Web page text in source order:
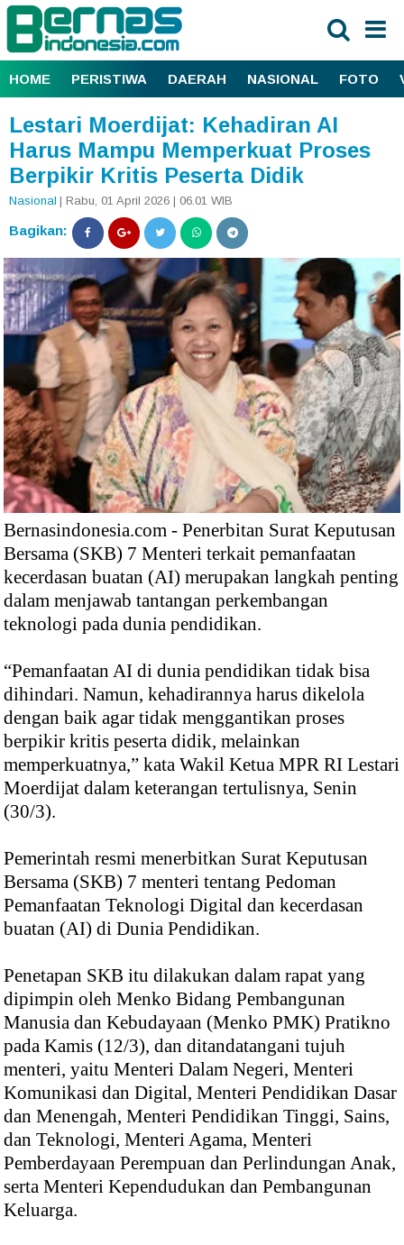
HOME PERISTIWA DAERAH NASIONAL FOTO
Lestari Moerdijat: Kehadiran AI
Harus Mampu Memperkuat Proses
Berpikir Kritis Peserta Didik
Nasional | Rabu, 01 April 2026 | 06.01 WIB
Bagikan:
Bernasindonesia.com - Penerbitan Surat Keputusan
Bersama (SKB) 7 Menteri terkait pemanfaatan
kecerdasan buatan (AI) merupakan langkah penting
dalam menjawab tantangan perkembangan
teknologi pada dunia pendidikan.
“Pemanfaatan AI di dunia pendidikan tidak bisa
dihindari. Namun, kehadirannya harus dikelola
dengan baik agar tidak menggantikan proses
berpikir kritis peserta didik, melainkan
memperkuatnya,” kata Wakil Ketua MPR RI Lestari
Moerdijat dalam keterangan tertulisnya, Senin
(30/3).
Pemerintah resmi menerbitkan Surat Keputusan
Bersama (SKB) 7 menteri tentang Pedoman
Pemanfaatan Teknologi Digital dan kecerdasan
buatan (AI) di Dunia Pendidikan.
Penetapan SKB itu dilakukan dalam rapat yang
dipimpin oleh Menko Bidang Pembangunan
Manusia dan Kebudayaan (Menko PMK) Pratikno
pada Kamis (12/3), dan ditandatangani tujuh
menteri, yaitu Menteri Dalam Negeri, Menteri
Komunikasi dan Digital, Menteri Pendidikan Dasar
dan Menengah, Menteri Pendidikan Tinggi, Sains,
dan Teknologi, Menteri Agama, Menteri
Pemberdayaan Perempuan dan Perlindungan Anak,
serta Menteri Kependudukan dan Pembangunan
Keluarga.